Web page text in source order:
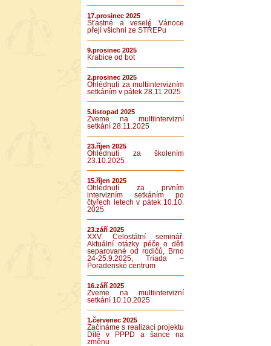
17.prosinec 2025
Šťastné a veselé Vánoce
přejí všichni ze STŘEPu
9.prosinec 2025
Krabice od bot
2.prosinec 2025
Ohlédnutí za multiintervizním
setkáním v pátek 28.11.2025
5.listopad 2025
Zveme na multiintervizní
setkání 28.11.2025
23.říjen 2025
Ohlédnutí za školením
23.10.2025
15.říjen 2025
Ohlédnutí za prvním
intervizním setkáním po
čtyřech letech v pátek 10.10.
2025
23.září 2025
XXV. Celostátní seminář:
Aktuální otázky péče o děti
separované od rodičů, Brno
24-25.9.2025, Triada –
Poradenské centrum
16.září 2025
Zveme na multiintervizní
setkání 10.10.2025
1.červenec 2025
Začínáme s realizací projektu
Dítě v PPPD a šance na
změnu